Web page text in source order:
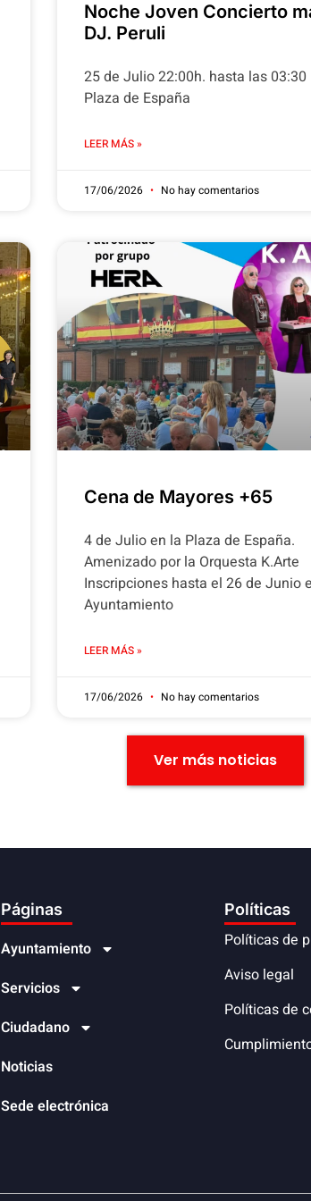
Noche Joven Concierto
DJ. Peruli
25 de Julio 22:00h. hasta las 03:30
Plaza de España
LEER MÁS »
17/06/2026 No hay comentarios
Cena de Mayores +65
4 de Julio en la Plaza de España.
Amenizado por la Orquesta K.Arte
Inscripciones hasta el 26 de Junio
Ayuntamiento
LEER MÁS »
17/06/2026 No hay comentarios
Ver más noticias
Páginas
Ayuntamiento
Servicios
Ciudadano
Noticias
Sede electrónica
Políticas
Políticas de
Aviso legal
Políticas de